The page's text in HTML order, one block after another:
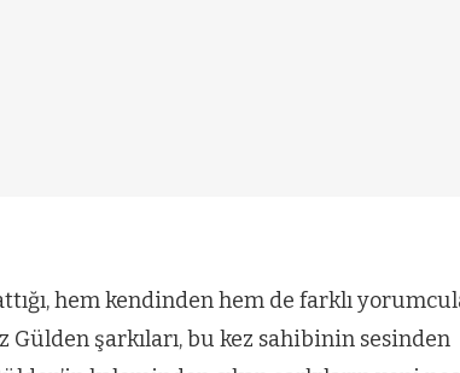
hem kendinden hem de farklı
şarkıları, bu kez sahibinin sesinden